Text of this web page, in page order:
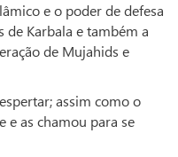
e o poder de defesa
Karbala e também a
de Mujahids e
assim como o
e as chamou para se